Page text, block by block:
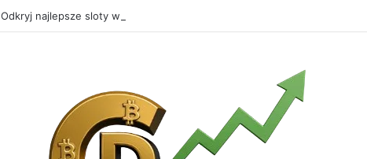
Odkryj najlepsze sloty w Vikings Casino: co oferuje w 2026 roku